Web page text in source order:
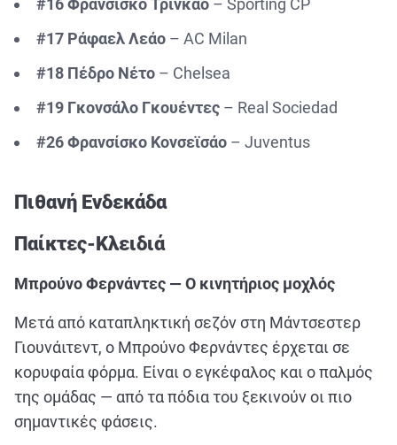
#16 Φρανσίσκο Τρινκάο – Sporting CP
#17 Ράφαελ Λεάο – AC Milan
#18 Πέδρο Νέτο – Chelsea
#19 Γκονσάλο Γκουέντες – Real Sociedad
#26 Φρανσίσκο Κονσεϊσάο – Juventus
Πιθανή Ενδεκάδα
Παίκτες-Κλειδιά
Μπρούνο Φερνάντες — Ο κινητήριος μοχλός
Μετά από καταπληκτική σεζόν στη Μάντσεστερ
Γιουνάιτεντ, ο Μπρούνο Φερνάντες έρχεται σε
κορυφαία φόρμα. Είναι ο εγκέφαλος και ο παλμός
της ομάδας — από τα πόδια του ξεκινούν οι πιο
σημαντικές φάσεις.